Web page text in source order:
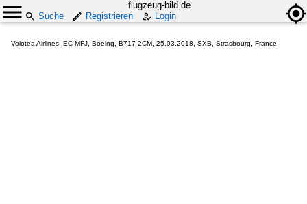
flugzeug-bild.de
Suche
Registrieren Login
Volotea Airlines, EC-MFJ, Boeing, B717-2CM, 25.03.2018, SXB, Strasbourg, France